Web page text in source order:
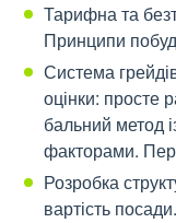
Тарифна та
Принципи
Система
оцінки: просте
бальний метод
факторами.
Розробка
вартість посади.